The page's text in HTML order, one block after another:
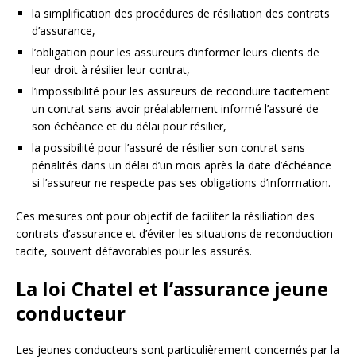
la simplification des procédures de résiliation des contrats
d’assurance,
l’obligation pour les assureurs d’informer leurs clients de
leur droit à résilier leur contrat,
l’impossibilité pour les assureurs de reconduire tacitement
un contrat sans avoir préalablement informé l’assuré de
son échéance et du délai pour résilier,
la possibilité pour l’assuré de résilier son contrat sans
pénalités dans un délai d’un mois après la date d’échéance
si l’assureur ne respecte pas ses obligations d’information.
Ces mesures ont pour objectif de faciliter la résiliation des
contrats d’assurance et d’éviter les situations de reconduction
tacite, souvent défavorables pour les assurés.
La loi Chatel et l’assurance jeune
conducteur
Les jeunes conducteurs sont particulièrement concernés par la